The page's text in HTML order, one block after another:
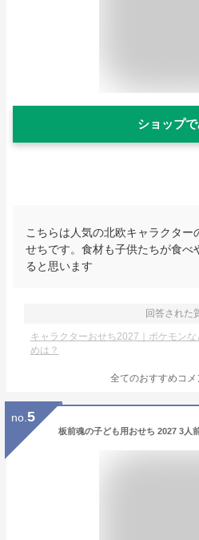
ショップ
こちらは人気の北欧キャラクター
せちです。食材も子供たちが食べ
ると思います
回答された
キャラクターおせち2027｜ポケモン
めは？
全てのおすすめコメ
no. 5